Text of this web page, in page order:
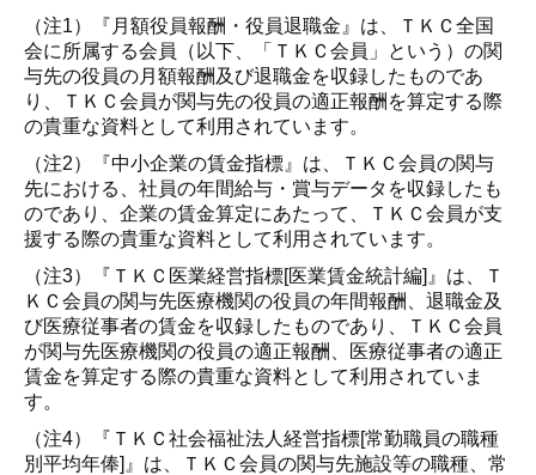
（注1）『月額役員報酬・役員退職金』は、ＴＫＣ全国
会に所属する会員（以下、「ＴＫＣ会員」という）の関
与先の役員の月額報酬及び退職金を収録したものであ
り、ＴＫＣ会員が関与先の役員の適正報酬を算定する際
の貴重な資料として利用されています。
（注2）『中小企業の賃金指標』は、ＴＫＣ会員の関与
先における、社員の年間給与・賞与データを収録したも
のであり、企業の賃金算定にあたって、ＴＫＣ会員が支
援する際の貴重な資料として利用されています。
（注3）『ＴＫＣ医業経営指標[医業賃金統計編]』は、Ｔ
ＫＣ会員の関与先医療機関の役員の年間報酬、退職金及
び医療従事者の賃金を収録したものであり、ＴＫＣ会員
が関与先医療機関の役員の適正報酬、医療従事者の適正
賃金を算定する際の貴重な資料として利用されていま
す。
（注4）『ＴＫＣ社会福祉法人経営指標[常勤職員の職種
別平均年俸]』は、ＴＫＣ会員の関与先施設等の職種、常